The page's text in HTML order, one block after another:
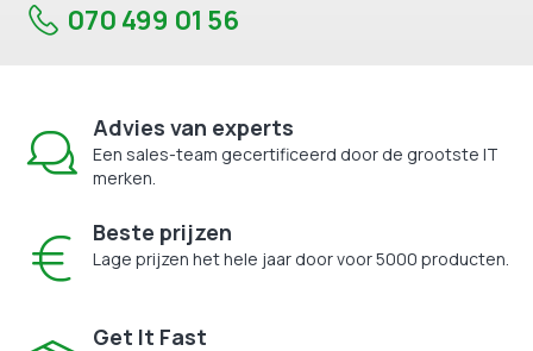
070 499 01 56
Advies van experts
Een sales-team gecertificeerd door de grootste IT
merken.
Beste prijzen
Lage prijzen het hele jaar door voor 5000 producten.
Get It Fast